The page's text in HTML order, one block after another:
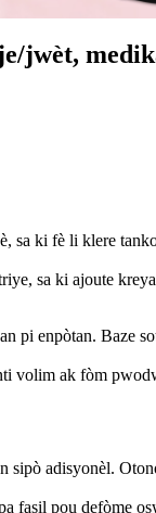
jwèt,
sa ki fè li klere
sa ki ajoute
pi enpòtan. Baze
volim ak fòm
adisyonèl.
fasil pou defòme